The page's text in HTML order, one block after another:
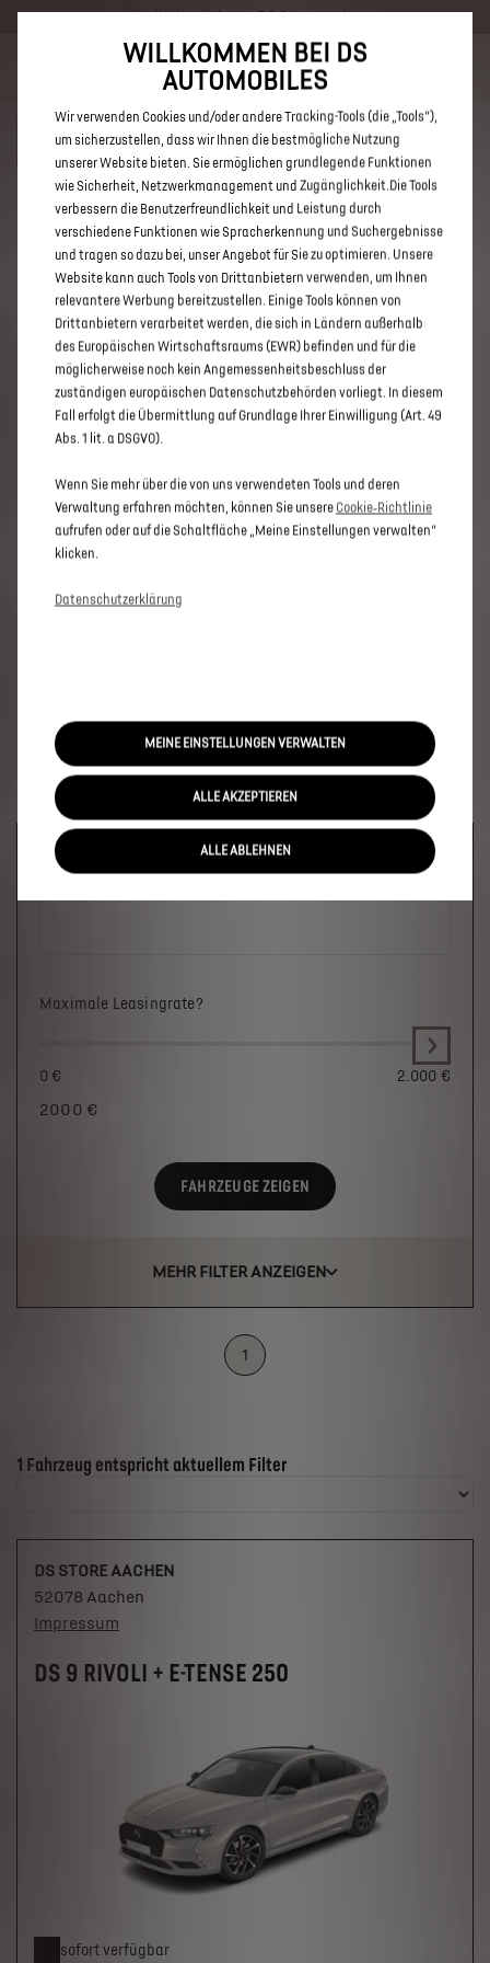
Händlerbereich von DS Store Aachen
Bis zu 6.000 € staatliche Förderprämie für E-Autos und Plug-In-
Hybride. Mehr erfahren >>
ENTDECKEN SIE ALLE DS 9 E-
TENSE NEUWAGEN MIT PLUG-IN-
HYBRID ANTRIEB VON DS STORE
AACHEN
Welches Fahrzeug?
Maximale Leasingrate?
0 € 2.000 €
2000 €
FAHRZEUGE ZEIGEN
MEHR FILTER ANZEIGEN
1
Suchergebnisse
1 Fahrzeug entspricht aktuellem Filter
DS 9 RIVOLI + E-TENSE 250
sofort verfügbar
DS STORE AACHEN
52078 Aachen
Impressum
WILLKOMMEN BEI DS
AUTOMOBILES
Wir verwenden Cookies und/oder andere Tracking-Tools (die „Tools“),
um sicherzustellen, dass wir Ihnen die bestmögliche Nutzung
unserer Website bieten. Sie ermöglichen grundlegende Funktionen
wie Sicherheit, Netzwerkmanagement und Zugänglichkeit.Die Tools
verbessern die Benutzerfreundlichkeit und Leistung durch
verschiedene Funktionen wie Spracherkennung und Suchergebnisse
und tragen so dazu bei, unser Angebot für Sie zu optimieren. Unsere
Website kann auch Tools von Drittanbietern verwenden, um Ihnen
relevantere Werbung bereitzustellen. Einige Tools können von
Drittanbietern verarbeitet werden, die sich in Ländern außerhalb
des Europäischen Wirtschaftsraums (EWR) befinden und für die
möglicherweise noch kein Angemessenheitsbeschluss der
zuständigen europäischen Datenschutzbehörden vorliegt. In diesem
Fall erfolgt die Übermittlung auf Grundlage Ihrer Einwilligung (Art. 49
Abs. 1 lit. a DSGVO).
Wenn Sie mehr über die von uns verwendeten Tools und deren
Verwaltung erfahren möchten, können Sie unsere Cookie‑Richtlinie
aufrufen oder auf die Schaltfläche „Meine Einstellungen verwalten“
klicken.
Datenschutzerklärung
MEINE EINSTELLUNGEN VERWALTEN
ALLE AKZEPTIEREN
ALLE ABLEHNEN